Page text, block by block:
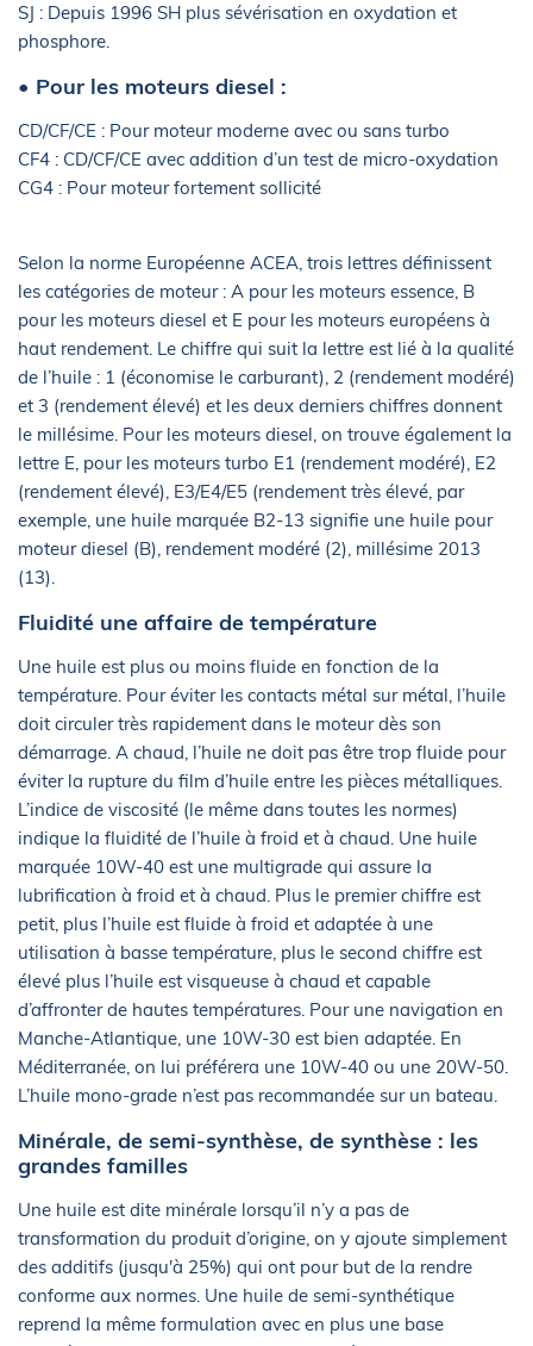
SJ : Depuis 1996 SH plus sévérisation en oxydation et
phosphore.
• Pour les moteurs diesel :
CD/CF/CE : Pour moteur moderne avec ou sans turbo
CF4 : CD/CF/CE avec addition d’un test de micro-oxydation
CG4 : Pour moteur fortement sollicité
Selon la norme Européenne ACEA, trois lettres définissent
les catégories de moteur : A pour les moteurs essence, B
pour les moteurs diesel et E pour les moteurs européens à
haut rendement. Le chiffre qui suit la lettre est lié à la qualité
de l’huile : 1 (économise le carburant), 2 (rendement modéré)
et 3 (rendement élevé) et les deux derniers chiffres donnent
le millésime. Pour les moteurs diesel, on trouve également la
lettre E, pour les moteurs turbo E1 (rendement modéré), E2
(rendement élevé), E3/E4/E5 (rendement très élevé, par
exemple, une huile marquée B2-13 signifie une huile pour
moteur diesel (B), rendement modéré (2), millésime 2013
(13).
Fluidité une affaire de température
Une huile est plus ou moins fluide en fonction de la
température. Pour éviter les contacts métal sur métal, l’huile
doit circuler très rapidement dans le moteur dès son
démarrage. A chaud, l’huile ne doit pas être trop fluide pour
éviter la rupture du film d’huile entre les pièces métalliques.
L’indice de viscosité (le même dans toutes les normes)
indique la fluidité de l’huile à froid et à chaud. Une huile
marquée 10W-40 est une multigrade qui assure la
lubrification à froid et à chaud. Plus le premier chiffre est
petit, plus l’huile est fluide à froid et adaptée à une
utilisation à basse température, plus le second chiffre est
élevé plus l’huile est visqueuse à chaud et capable
d’affronter de hautes températures. Pour une navigation en
Manche-Atlantique, une 10W-30 est bien adaptée. En
Méditerranée, on lui préférera une 10W-40 ou une 20W-50.
L’huile mono-grade n’est pas recommandée sur un bateau.
Minérale, de semi-synthèse, de synthèse : les
grandes familles
Une huile est dite minérale lorsqu’il n’y a pas de
transformation du produit d’origine, on y ajoute simplement
des additifs (jusqu'à 25%) qui ont pour but de la rendre
conforme aux normes. Une huile de semi-synthétique
reprend la même formulation avec en plus une base